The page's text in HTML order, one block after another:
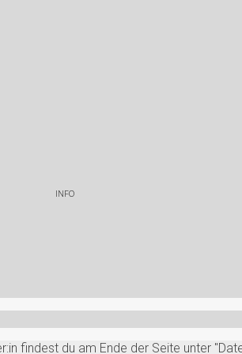
INFO
findest du am Ende der Seite unter